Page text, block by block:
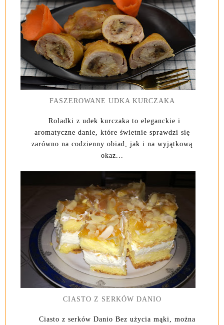
FASZEROWANE UDKA KURCZAKA
Roladki z udek kurczaka to eleganckie i
aromatyczne danie, które świetnie sprawdzi się
zarówno na codzienny obiad, jak i na wyjątkową
okaz...
CIASTO Z SERKÓW DANIO
Ciasto z serków Danio Bez użycia mąki, można